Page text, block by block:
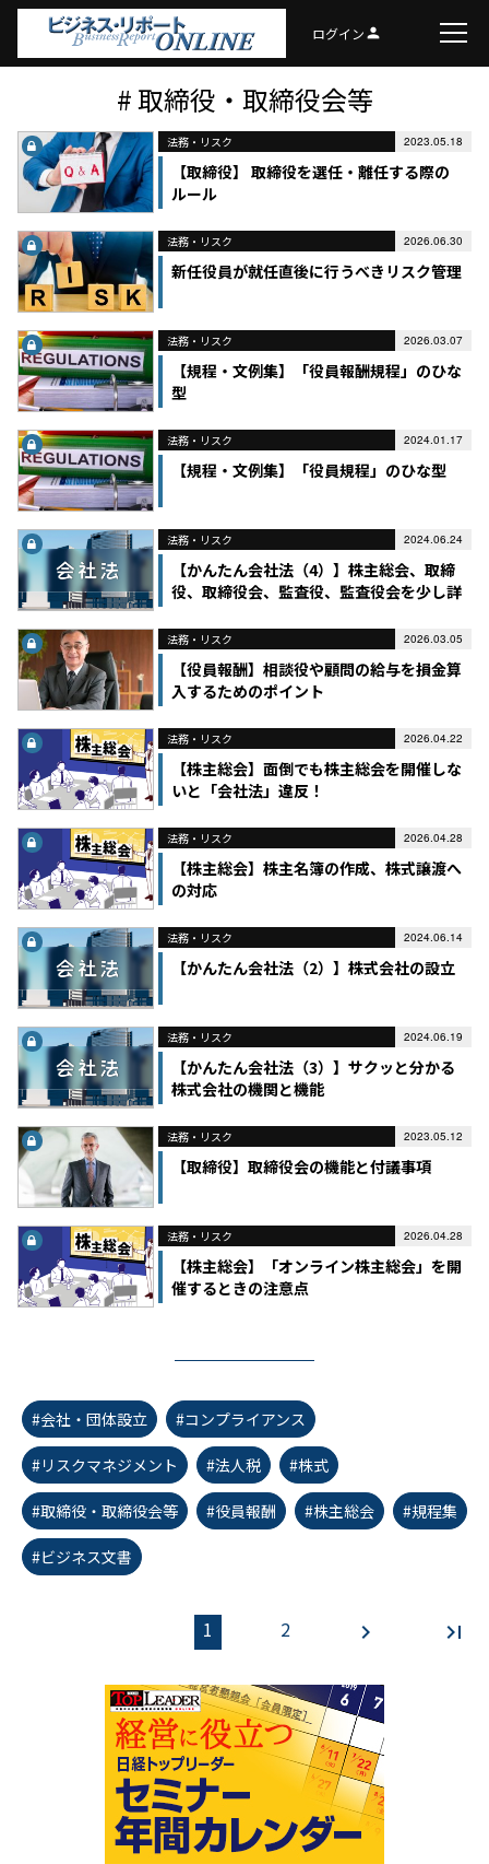
ログインperson
# 取締役・取締役会等
法務・リスク 2023.05.18
【取締役】 取締役を選任・離任する際の
ルール
法務・リスク 2026.06.30
新任役員が就任直後に行うべきリスク管理
法務・リスク 2026.03.07
【規程・文例集】「役員報酬規程」のひな
型
法務・リスク 2024.01.17
【規程・文例集】「役員規程」のひな型
法務・リスク 2024.06.24
【かんたん会社法（4）】株主総会、取締
役、取締役会、監査役、監査役会を少し詳
法務・リスク 2026.03.05
【役員報酬】相談役や顧問の給与を損金算
入するためのポイント
法務・リスク 2026.04.22
【株主総会】面倒でも株主総会を開催しな
いと「会社法」違反！
法務・リスク 2026.04.28
【株主総会】株主名簿の作成、株式譲渡へ
の対応
法務・リスク 2024.06.14
【かんたん会社法（2）】株式会社の設立
法務・リスク 2024.06.19
【かんたん会社法（3）】サクッと分かる
株式会社の機関と機能
法務・リスク 2023.05.12
【取締役】取締役会の機能と付議事項
法務・リスク 2026.04.28
【株主総会】「オンライン株主総会」を開
催するときの注意点
#会社・団体設立 #コンプライアンス
#リスクマネジメント #法人税 #株式
#取締役・取締役会等 #役員報酬 #株主総会 #規程集
#ビジネス文書
1 2 chevron_right last_page